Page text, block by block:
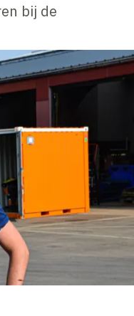
bij de